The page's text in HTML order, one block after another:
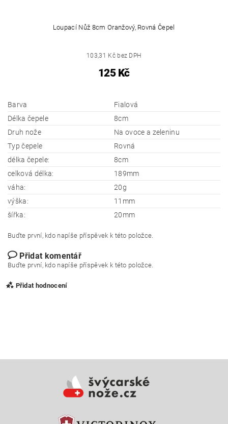
Loupací Nůž 8cm Oranžový, Rovná Čepel
103,31 Kč bez DPH
125 Kč
Barva
Fialová
Délka čepele
8cm
Druh nože
Na ovoce a zeleninu
Typ čepele
Rovná
délka čepele:
8cm
celková délka:
189mm
váha:
20g
výška:
11mm
šířka:
20mm
Buďte první, kdo napíše příspěvek k této položce.
Přidat komentář
Buďte první, kdo napíše příspěvek k této položce.
Přidat hodnocení